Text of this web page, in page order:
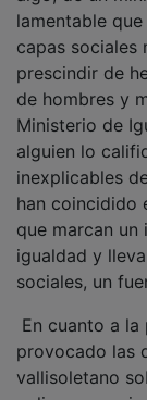
lamentable
capas sociales
prescindir de
de hombres y
Ministerio de
alguien lo
inexplicables
han coincidido
que marcan
igualdad y
sociales, un
provocado las
vallisoletano
aplicar ese